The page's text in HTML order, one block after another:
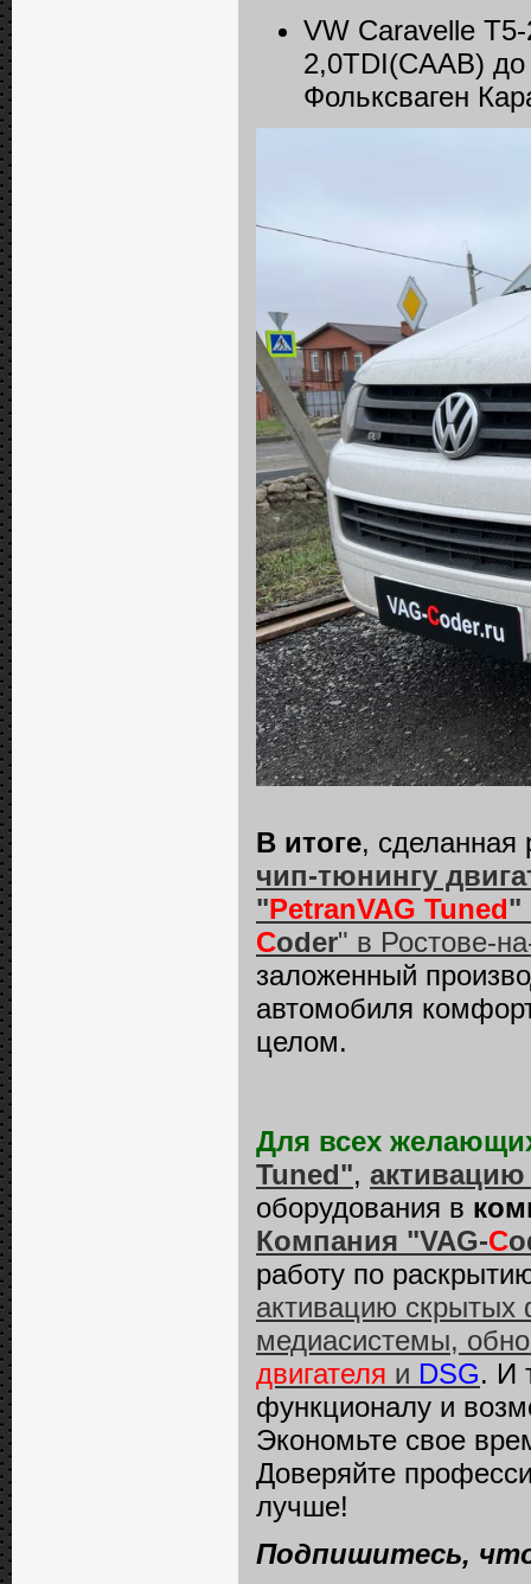
VW Caravelle
2,0TDI(CAAB)
Фольксваген
В итоге, сделанная
чип-тюнингу
"PetranVAG Tuned"
Coder" в Ростове-
заложенный
автомобиля
целом.
Для всех
Tuned",
оборудования в
Компания "VAG-C
работу по
активацию скрытых
медиасистемы,
двигателя и DSG. И
функционалу и
Экономьте свое
Доверяйте
лучше!
Подпишитесь,